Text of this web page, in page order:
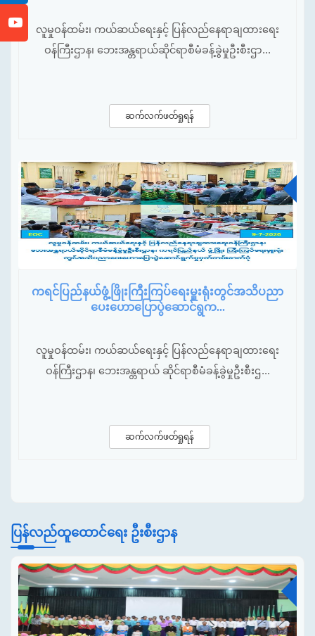
လူမှုဝန်ထမ်း၊ ကယ်ဆယ်ရေးနှင့် ပြန်လည်နေရာချထားရေး
ဝန်ကြီးဌာန၊ ဘေးအန္တရာယ်ဆိုင်ရာစီမံခန့်ခွဲမှုဦးစီးဌာ...
ဆက်လက်ဖတ်ရှုရန်
ကရင်ပြည်နယ်ဖွံ့ဖြိုးကြီးကြပ်ရေးမှူးရုံးတွင်အသိပညာ
ပေးဟောပြောပွဲဆောင်ရွက...
လူမှုဝန်ထမ်း၊ ကယ်ဆယ်ရေးနှင့် ပြန်လည်နေရာချထားရေး
ဝန်ကြီးဌာန၊ ဘေးအန္တရာယ် ဆိုင်ရာစီမံခန့်ခွဲမှုဦးစီးဌ...
ဆက်လက်ဖတ်ရှုရန်
ပြန်လည်ထူထောင်ရေး ဦးစီးဌာန